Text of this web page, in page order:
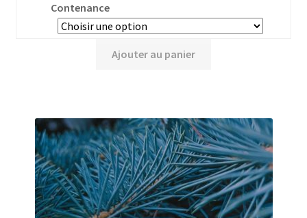
Contenance
Ajouter au panier